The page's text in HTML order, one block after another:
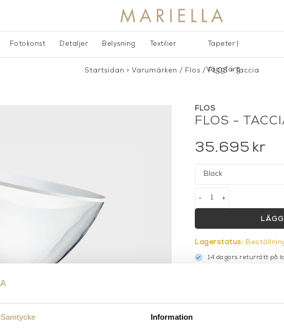
Samtycke Information
Fotokonst Detaljer Belysning Textilier Tapeter |
Väggfärg
Startsidan > Varumärken / Flos /FLOS - Taccia
FLOS
FLOS -
35.695 kr
+
-
Lagerstatus:
14 dagars returrätt på